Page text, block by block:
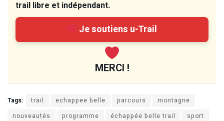
trail libre et indépendant.
Je soutiens u-Trail
MERCI !
Tags: trail echappee belle parcours
montagne
nouveautés
programme échappée belle trail
sport